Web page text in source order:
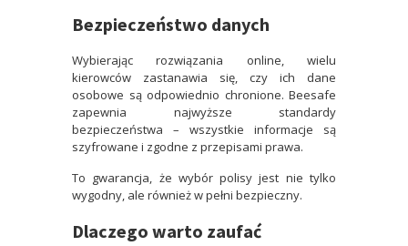
Bezpieczeństwo danych
Wybierając rozwiązania online, wielu
kierowców zastanawia się, czy ich dane
osobowe są odpowiednio chronione. Beesafe
zapewnia najwyższe standardy
bezpieczeństwa – wszystkie informacje są
szyfrowane i zgodne z przepisami prawa.
To gwarancja, że wybór polisy jest nie tylko
wygodny, ale również w pełni bezpieczny.
Dlaczego warto zaufać